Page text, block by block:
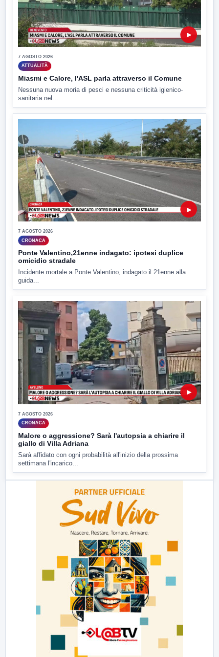
▶
7 AGOSTO 2026
ATTUALITÀ
Miasmi e Calore, l'ASL parla attraverso il Comune
Nessuna nuova moria di pesci e nessuna criticità igienico-
sanitaria nel...
▶
7 AGOSTO 2026
CRONACA
Ponte Valentino,21enne indagato: ipotesi duplice
omicidio stradale
Incidente mortale a Ponte Valentino, indagato il 21enne alla
guida...
▶
7 AGOSTO 2026
CRONACA
Malore o aggressione? Sarà l'autopsia a chiarire il
giallo di Villa Adriana
Sarà affidato con ogni probabilità all'inizio della prossima
settimana l'incarico...